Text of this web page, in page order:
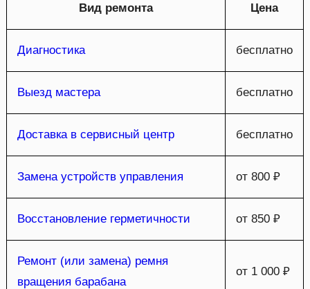
Вид ремонта Цена
Диагностика бесплатно
Выезд мастера бесплатно
Доставка в сервисный центр бесплатно
Замена устройств управления от 800 ₽
Восстановление герметичности от 850 ₽
Ремонт (или замена) ремня
вращения барабана
от 1 000 ₽